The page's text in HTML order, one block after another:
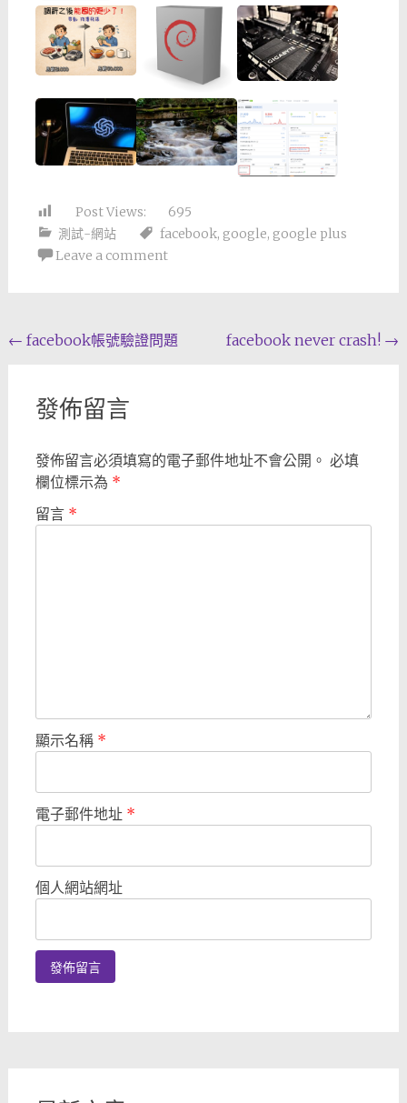
Post Views:
695
測試-網站
facebook, google, google plus
Leave a comment
Post
← facebook帳號驗證問題 facebook never crash! →
發佈留言
發佈留言必須填寫的電子郵件地址不會公開。 必填
欄位標示為 *
留言 *
顯示名稱 *
電子郵件地址 *
個人網站網址